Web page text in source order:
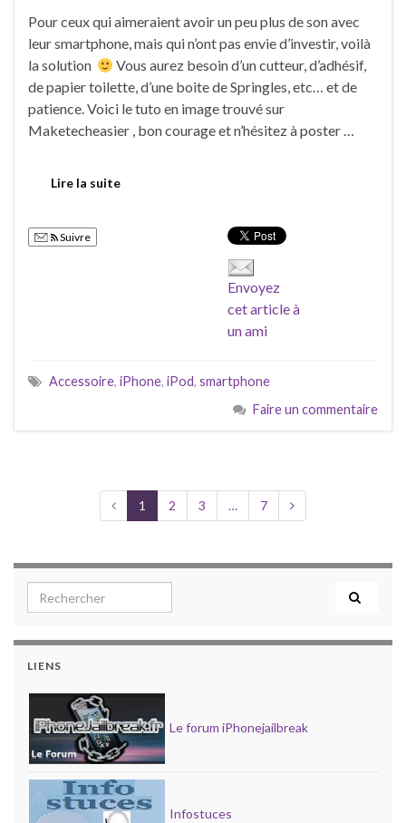
Pour ceux qui aimeraient avoir un peu plus de son avec
leur smartphone, mais qui n’ont pas envie d’investir, voilà
la solution
Vous aurez besoin d’un cutteur, d’adhésif,
de papier toilette, d’une boite de Springles, etc… et de
patience. Voici le tuto en image trouvé sur
Maketecheasier , bon courage et n’hésitez à poster …
Lire la suite
Suivre
Envoyez
cet article à
un ami
Accessoire, iPhone, iPod, smartphone
Faire un commentaire
1 2 3 … 7
Search for:
LIENS
Le forum iPhonejailbreak
Infostuces